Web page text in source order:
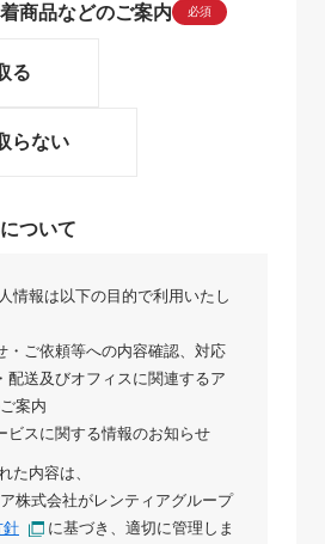
商品などのご案内 必須
る
らない
ついて
情報は以下の目的で利用いたし
・ご依頼等への内容確認、対応
配送及びオフィスに関連するア
案内
ビスに関する情報のお知らせ
た内容は、
株式会社がレンティアグループ
針
に基づき、適切に管理しま